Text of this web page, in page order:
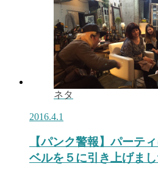
ネタ
2016.4.1
【パンク警報】パーテ
ベルを５に引き上げまし